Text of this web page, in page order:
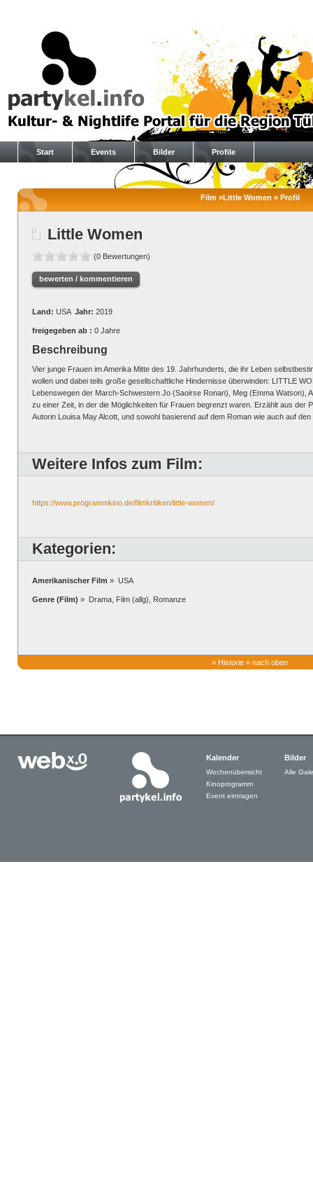
Start Events Bilder Profile
Film »Little Women » Profil
Little Women
(0 Bewertungen)
bewerten / kommentieren
Land: USA Jahr: 2019
freigegeben ab : 0 Jahre
Beschreibung
Vier junge Frauen im Amerika Mitte des 19. Jahrhunderts, die ihr Leben
wollen und dabei teils große gesellschaftliche Hindernisse überwinden: LITTLE
Lebenswegen der March-Schwestern Jo (Saoirse Ronan), Meg (Emma Watson),
zu einer Zeit, in der die Möglichkeiten für Frauen begrenzt waren. Erzählt aus der
Autorin Louisa May Alcott, und sowohl basierend auf dem Roman wie auch auf
Weitere Infos zum Film:
https://www.programmkino.de/filmkritiken/little-women/
Kategorien:
Amerikanischer Film » USA
Genre (Film) » Drama, Film (allg), Romanze
» Historie » nach oben
Kalender
Wochenübersicht
Kinoprogramm
Event eintragen
Bilder
Alle